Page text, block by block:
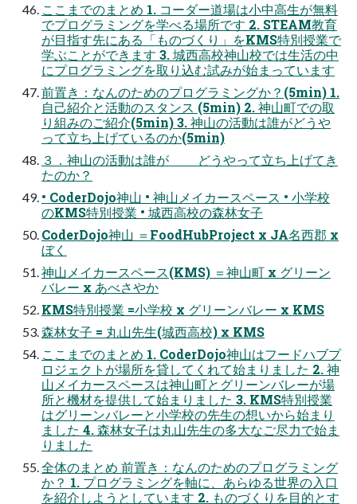
ここまでのまとめ 1. コーダー道場は小中高生が無料
でプログラミングを学べる場所です 2. STEAM教育
が目指す先にある「ものづくり」をKMS特別授業で
学ぶことができます 3. 城西高校神山校では生活の中
にプログラミングを取り込む試みが始まっています
前置き：なんのためのプログラミングか？(5min) 1.
自己紹介と活動のスタンス (5min) 2. 神山町での取
り組みのご紹介(5min) 3. 神山の活動は誰がどうや
って立ち上げているのか(5min)
３．神山の活動は誰が どうやって立ち上げてき
たのか？
• CoderDojo神山 • 神山メイカースペース • 小学校
のKMS特別授業 • 城西高校の森林女子
CoderDojo神山 ＝FoodHubProject x JA名西郡 x
ぼく
神山メイカースペース(KMS) ＝神山町 x グリーン
バレー x あべさやか
KMS特別授業 =小学校 x グリーンバレー x KMS
森林女子 = 丸山先生(城西高校) x KMS
ここまでのまとめ 1. CoderDojo神山はフードハブプ
ロジェクトが場所を貸してくれて始まりました 2. 神
山メイカースペースは神山町とグリーンバレーが場
所と機材を提供して始まりました 3. KMS特別授業
はグリーンバレーと小学校の先生の想いから始まり
ました 4. 森林女子は丸山先生の多大なご尽力で始ま
りました
全体のまとめ 前置き：なんのためのプログラミング
か？ 1. プログラミングを軸に、あらゆる世界の入口
を紹介しようとしています 2. ものづくりを目的とす